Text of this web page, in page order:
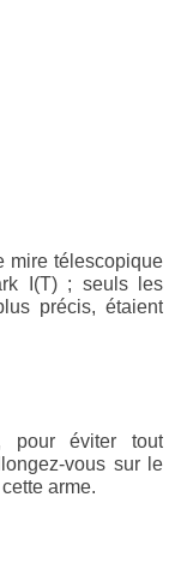
I(T) ; seuls les
précis, étaient
vous sur le
arme.